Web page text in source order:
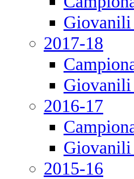
2017-18
2016-17
2015-16